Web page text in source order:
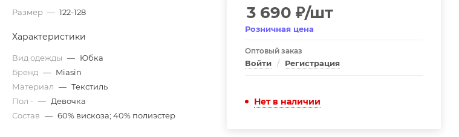
Размер — 122-128
Характеристики
Вид одежды — Юбка
Бренд — Miasin
Материал — Текстиль
Пол - — Девочка
Состав — 60% вискоза; 40% полиэстер
3 690 ₽/шт
Розничная цена
Оптовый заказ
Войти / Регистрация
Нет в наличии